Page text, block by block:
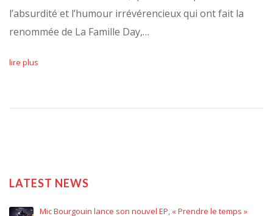
l’absurdité et l’humour irrévérencieux qui ont fait la
renommée de La Famille Day,…
lire plus
LATEST NEWS
Mic Bourgouin lance son nouvel EP, « Prendre le temps »